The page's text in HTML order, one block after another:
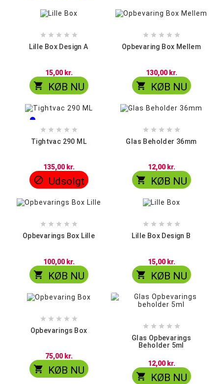
    
Lille Box Design A
15,00 kr.
 KØB NU
    
Opbevaring Box Mellem
130,00 kr.
 KØB NU
Blå
Grøn
    
Tightvac 290 ML
135,00 kr.
 Udsolgt
    
Glas Beholder 36mm
12,00 kr.
 KØB NU
    
Opbevarings Box Lille
100,00 kr.
 KØB NU
    
Lille Box Design B
15,00 kr.
 KØB NU
    
Opbevarings Box
75,00 kr.
 KØB NU
    
Glas Opbevarings
Beholder 5ml
12,00 kr.
 KØB NU